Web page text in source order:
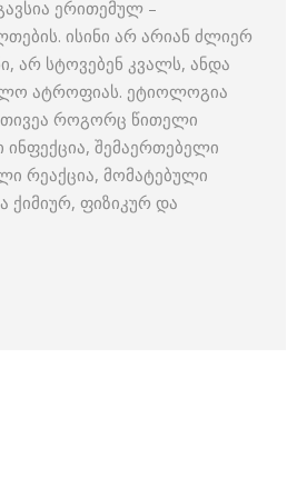
ერითემულ –
ისინი არ არიან ძლიერ
არ სტოვებენ კვალს, ანდა
ატროფიას. ეტიოლოგია
როგორც წითელი
ინფექცია, შემაერთებელი
რეაქცია, მომატებული
ქიმიურ, ფიზიკურ და